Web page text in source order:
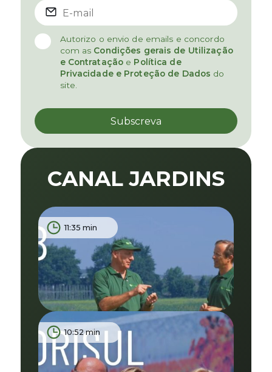
Autorizo o envio de emails e concordo
com as Condições gerais de Utilização
e Contratação e Política de
Privacidade e Proteção de Dados do
site.
CANAL JARDINS
11:35 min
10:52 min